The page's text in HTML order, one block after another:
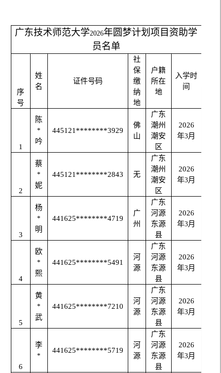
广东技术师范大学2026年圆梦计划项目资助学
员名单
序
号
姓
名
证件号码
社
保
缴
纳
地
户籍
所在
地
入学时
间
1
陈
*
吟
445121********3929
佛
山
广东
潮州
潮安
区
2026
年3月
2
蔡
*
妮
445121********2843 无
广东
潮州
潮安
区
2026
年3月
3
杨
*
明
441625********4719
广
州
广东
河源
东源
县
2026
年3月
4
欧
*
熙
441625********5491
河
源
广东
河源
东源
县
2026
年3月
5
黄
*
武
441625********7210
河
源
广东
河源
东源
县
2026
年3月
6
李
*
441625********5719
河
源
广东
河源
东源
县
2026
年3月